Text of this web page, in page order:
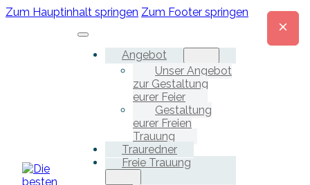
Zum Hauptinhalt springen Zum Footer springen
Angebot
Unser Angebot
zur Gestaltung
eurer Feier
Gestaltung
eurer Freien
Trauung
Trauredner
Freie Trauung